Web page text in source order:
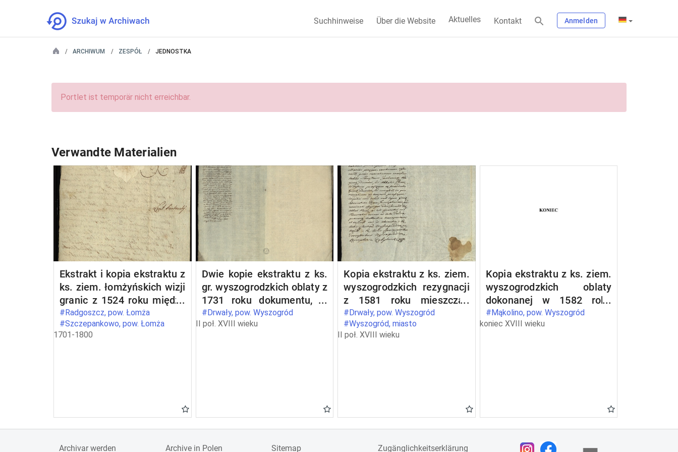
Suchhinweise Über die Website Aktuelles Kontakt Anmelden
ARCHIWUM ZESPÓŁ JEDNOSTKA
Portlet ist temporär nicht erreichbar.
Verwandte Materialien
Ekstrakt i kopia ekstraktu z
ks. ziem. łomżyńskich wizji
granic z 1524 roku między
dobrami opata Stanisława
Barczykowskiego
Szczepankowo i Wszerzec
#Radgoszcz, pow. Łomża
#Szczepankowo, pow. Łomża
1701-1800
Dwie kopie ekstraktu z ks.
gr. wyszogrodzkich oblaty z
1731 roku dokumentu, w
którym Kazimierz, ks.
mazowiecki (1353, 15 V
- in Jazdów), w którym
książę nadaje klasztorowi
benedyktynów w Płocku
brzeg Wisły we wioskach
#Drwały, pow. Wyszogród
II poł. XVIII wieku
Kopia ekstraktu z ks. ziem.
wyszogrodzkich rezygnacji
z 1581 roku mieszczan
wyszogrodzkich Piotra
Pianki i Urszuli Wodczanki
z wójtostwa w Drwałach na
#Drwały, pow. Wyszogród
#Wyszogród, miasto
II poł. XVIII wieku
Kopia ekstraktu z ks. ziem.
wyszogrodzkich oblaty
dokonanej w 1582 roku
relacji intromisji opata
Piotra Borukowskiego do
#Mąkolino, pow. Wyszogród
koniec XVIII wieku
Archivar werden Archive in Polen Sitemap Zugänglichkeitserklärung